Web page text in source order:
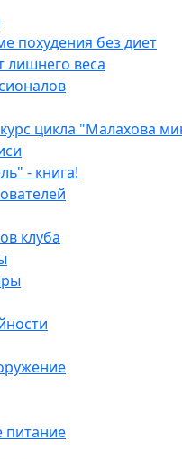
похудения без диет
лишнего веса
цикла "Малахова
- книга!
клуба
питание